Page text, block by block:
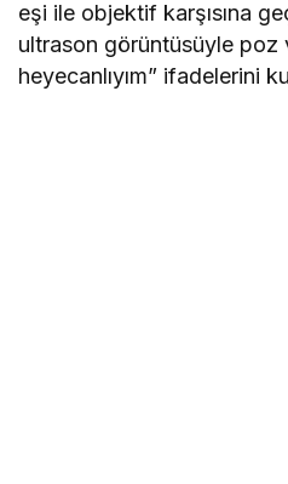
eşi ile objektif karşısına
ultrason görüntüsüyle poz
heyecanlıyım” ifadelerini